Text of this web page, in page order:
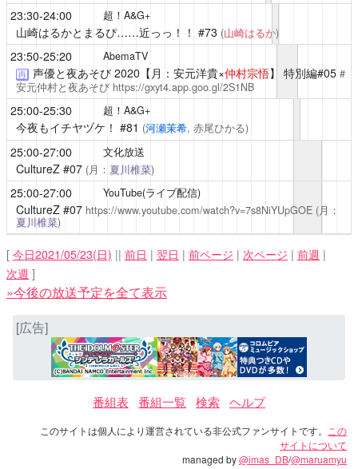
23:30-24:00 超！A&G+
山崎はるかとまるぴ……近っっ！！ #73 (山崎はるか)
23:50-25:20 AbemaTV
再 声優と夜あそび2020【月：安元洋貴×仲村宗悟】 特別編#05 #
安元仲村と夜あそび https://gxyt4.app.goo.gl/2S1NB
25:00-25:30 超！A&G+
今夜もイチヤヅケ！ #81 (河瀬茉希, 赤尾ひかる)
25:00-27:00 文化放送
CultureZ#07 (月： 夏川椎菜)
25:00-27:00 YouTube(ライブ配信)
CultureZ#07 https://www.youtube.com/watch?v=7s8NiYUpGOE (月：
夏川椎菜)
[ 今日2021/05/23(日) || 前日 | 翌日 | 前ページ | 次ページ | 前週 |
次週 ]
»今後の放送予定を全て表示
[広告]
番組表 番組一覧 検索 ヘルプ
このサイトは個人により運営されている非公式ファンサイトです。
この
サイトについて
managed by@imas_DB/@maruamyu